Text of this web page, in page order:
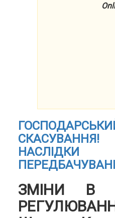
СКАСУВАННЯ!
ЗМІНИ В